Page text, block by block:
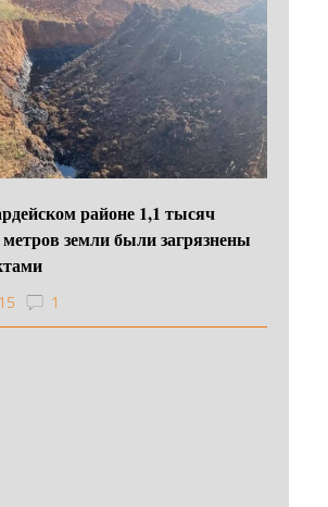
районе 1,1 тысяч
земли были загрязнены
1